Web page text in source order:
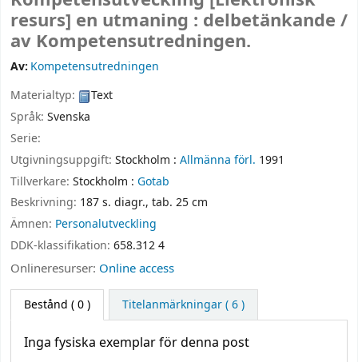
resurs] en utmaning : delbetänkande /
av Kompetensutredningen.
Av: Kompetensutredningen
Materialtyp:
Text
Språk: Svenska
Serie:
Utgivningsuppgift: Stockholm : Allmänna förl. 1991
Tillverkare: Stockholm : Gotab
Beskrivning: 187 s. diagr., tab. 25 cm
Ämnen: Personalutveckling
DDK-klassifikation: 658.312 4
Onlineresurser: Online access
Bestånd ( 0 ) Titelanmärkningar ( 6 )
Inga fysiska exemplar för denna post